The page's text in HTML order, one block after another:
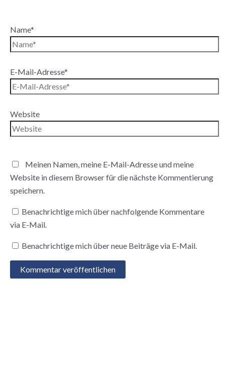
Name*
E-Mail-Adresse*
Website
Meinen Namen, meine E-Mail-Adresse und meine
Website in diesem Browser für die nächste Kommentierung
speichern.
Benachrichtige mich über nachfolgende Kommentare
via E-Mail.
Benachrichtige mich über neue Beiträge via E-Mail.